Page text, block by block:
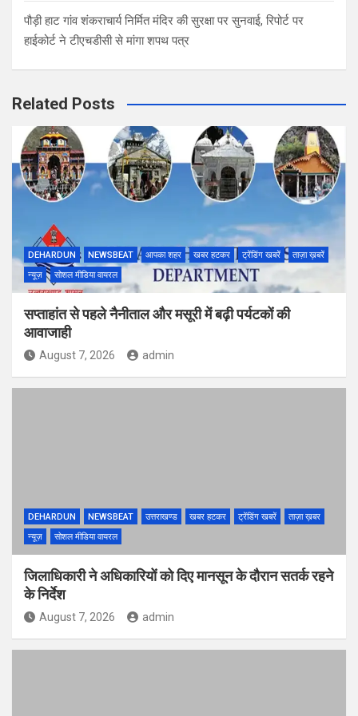
पौड़ी हाट गांव शंकराचार्य निर्मित मंदिर की सुरक्षा पर सुनवाई, रिपोर्ट पर
हाईकोर्ट ने टीएचडीसी से मांगा शपथ पत्र
Related Posts
DEHARDUN NEWSBEAT आपका शहर खबर हटकर ट्रेंडिंग खबरें
ताज़ा ख़बरें
न्यूज़
सोशल मीडिया वायरल
सप्ताहांत से पहले नैनीताल और मसूरी में बढ़ी पर्यटकों की
आवाजाही
August 7, 2026 admin
DEHARDUN NEWSBEAT उत्तराखण्ड खबर हटकर ट्रेंडिंग खबरें
ताज़ा ख़बर
न्यूज़
सोशल मीडिया वायरल
जिलाधिकारी ने अधिकारियों को दिए मानसून के दौरान सतर्क रहने
के निर्देश
August 7, 2026 admin